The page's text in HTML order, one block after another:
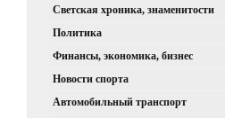
Светская хроника, знаменитости
Политика
Финансы, экономика, бизнес
Новости спорта
Автомобильный транспорт